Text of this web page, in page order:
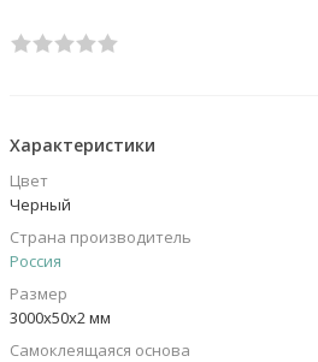
Характеристики
Цвет
Черный
Страна производитель
Россия
Размер
3000х50х2 мм
Самоклеящаяся основа